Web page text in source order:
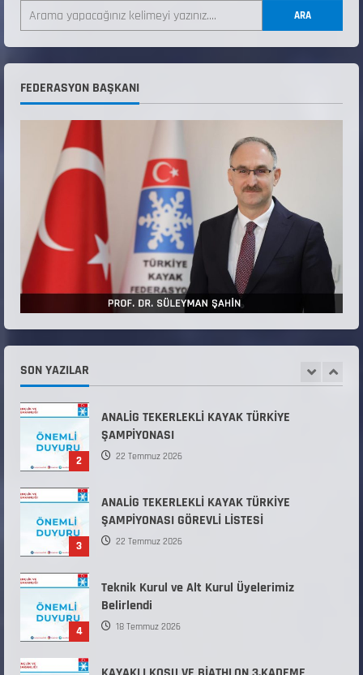
ARA
FEDERASYON BAŞKANI
SON YAZILAR
3
ŞAMPİYONASI GÖREVLİ LİSTESİ
22 Temmuz 2026
4
Belirlendi
KAYAKLI KOŞU VE BİATHLON 3.KADEME
ANTRENÖRLÜK KURSU DUYURUSU
12 Temmuz 2026
1
Millî Savunma Bakanlığı Kara, Deniz ve Hava
Kuvvetleri Komutanlıklarına 2026 Yılı (2026-
2 Dönem) Sporcu Branşı Sözleşmeli Er
Temini Başvuruları Başlamıştır.
31 Temmuz 2026
2
ANALİG TEKERLEKLİ KAYAK TÜRKİYE
ŞAMPİYONASI
3
ANALİG TEKERLEKLİ KAYAK TÜRKİYE
ŞAMPİYONASI GÖREVLİ LİSTESİ
22 Temmuz 2026
4
Teknik Kurul ve Alt Kurul Üyelerimiz
Belirlendi
18 Temmuz 2026
5
KAYAKLI KOŞU VE BİATHLON 3.KADEME
ANTRENÖRLÜK KURSU DUYURUSU
12 Temmuz 2026
Millî Savunma Bakanlığı Kara, Deniz ve Hava